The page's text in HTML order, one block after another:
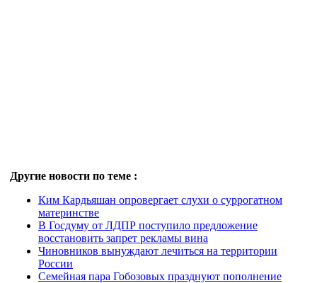
Другие новости по теме :
Ким Кардьяшан опровергает слухи о суррогатном
материнстве
В Госдуму от ЛДПР поступило предложение
восстановить запрет рекламы вина
Чиновников вынуждают лечиться на территории
России
Семейная пара Гобозовых празднуют пополнение